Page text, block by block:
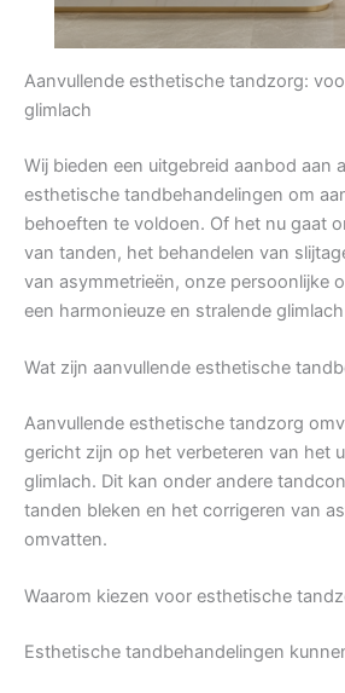
Aanvullende esthetische tandzorg:
glimlach
Wij bieden een uitgebreid aanbod aan
esthetische tandbehandelingen om
behoeften te voldoen. Of het nu gaat
van tanden, het behandelen van
van asymmetrieën, onze persoonlijke
een harmonieuze en stralende
Wat zijn aanvullende esthetische
Aanvullende esthetische tandzorg
gericht zijn op het verbeteren van het
glimlach. Dit kan onder andere
tanden bleken en het corrigeren van
omvatten.
Waarom kiezen voor esthetische
Esthetische tandbehandelingen